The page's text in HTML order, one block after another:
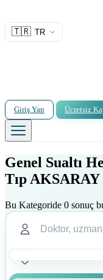
🇹🇷 TR
Giriş Yap Ücretsiz
Genel Sualtı
Tıp AKSARAY
Bu Kategoride 0 sonuç